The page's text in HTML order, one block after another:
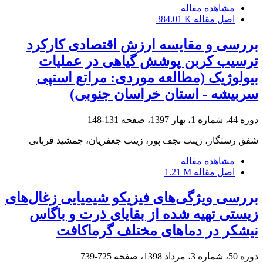
مشاهده مقاله
اصل مقاله 384.01 K
بررسی و مقایسه ارزش اقتصادی کارکرد
ترسیب کربن پوشش گیاهی در عملیات
بیولوژیک (مطالعه موردی: مراتع استپی
سربیشه - استان خراسان جنوبی)
دوره 44، شماره 1، بهار 1397، صفحه 131-148
شفق رستگار، زینب نجف پور، زینب جعفریان، جمشید قربانی
مشاهده مقاله
اصل مقاله 1.21 M
بررسی ویژگی‌های فیزیکو شیمیایی زغال‌های
زیستی‌ تهیه شده از بقایای ذرت و باگاس
نیشکر در دماهای مختلف گرماکافت
دوره 50، شماره 3، مرداد 1398، صفحه 725-739